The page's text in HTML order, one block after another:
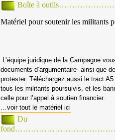
Boîte à
Matériel pour soutenir les militants
L’équipe juridique de la Campagne
documents d’argumentaire ainsi que
protester. Téléchargez aussi le tract A5
tous les militants poursuivis, et les
celle pour l’appel à soutien financier.
…voir tout le matériel ici
Du